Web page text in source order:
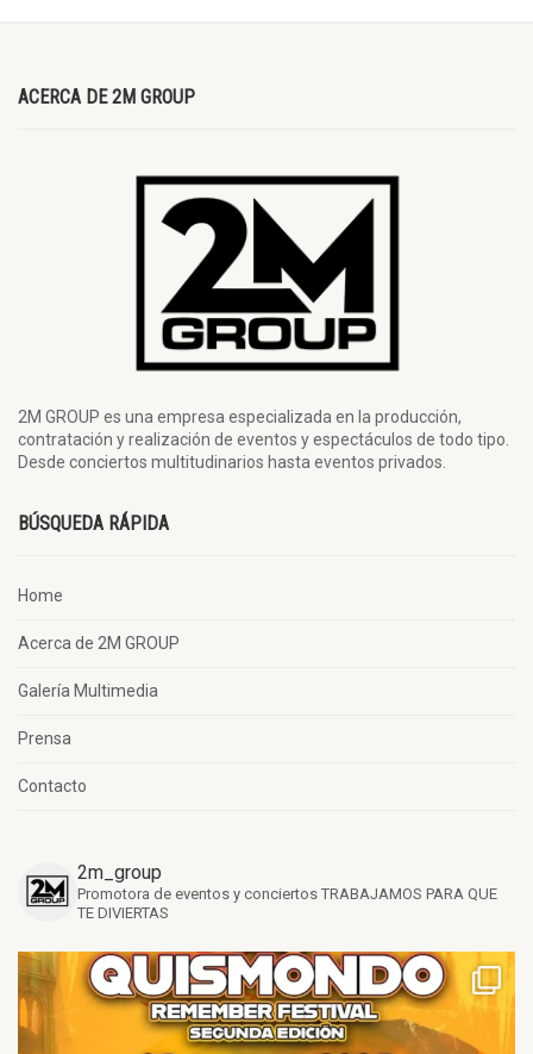
ACERCA DE 2M GROUP
2M GROUP es una empresa especializada en la producción,
contratación y realización de eventos y espectáculos de todo tipo.
Desde conciertos multitudinarios hasta eventos privados.
BÚSQUEDA RÁPIDA
Home
Acerca de 2M GROUP
Galería Multimedia
Prensa
Contacto
2m_group
Promotora de eventos y conciertos TRABAJAMOS PARA QUE
TE DIVIERTAS